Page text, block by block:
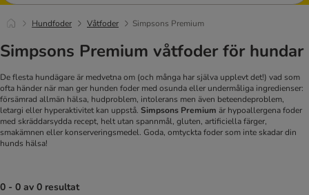
Hundfoder Våtfoder Simpsons Premium
Simpsons Premium våtfoder för hundar
De flesta hundägare är medvetna om (och många har själva upplevt det!) vad som
ofta händer när man ger hunden foder med osunda eller undermåliga ingredienser:
försämrad allmän hälsa, hudproblem, intolerans men även beteendeproblem,
letargi eller hyperaktivitet kan uppstå. Simpsons Premium är hypoallergena foder
med skräddarsydda recept, helt utan spannmål, gluten, artificiella färger,
smakämnen eller konserveringsmedel. Goda, omtyckta foder som inte skadar din
hunds hälsa!
0 - 0 av 0 resultat